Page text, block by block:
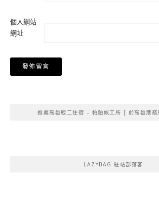
個人網站
網址
推薦高雄駁二住宿 – 帕鉑候工所 [ 前高雄港務
LAZYBAG 駐站部落客